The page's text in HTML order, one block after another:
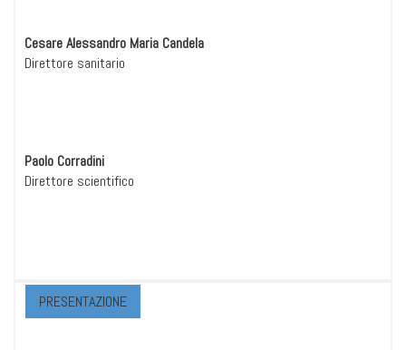
Cesare Alessandro Maria Candela
Direttore sanitario
Paolo Corradini
Direttore scientifico
PRESENTAZIONE